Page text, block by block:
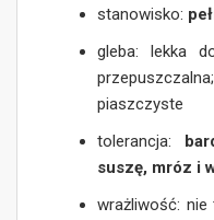
stanowisko:
gleba: lekka
piaszczyste
tolerancja:
suszę, mróz i
wrażliwość: